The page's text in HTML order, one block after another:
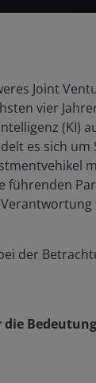
Joint
vier
(KI)
es sich um
führenden
der